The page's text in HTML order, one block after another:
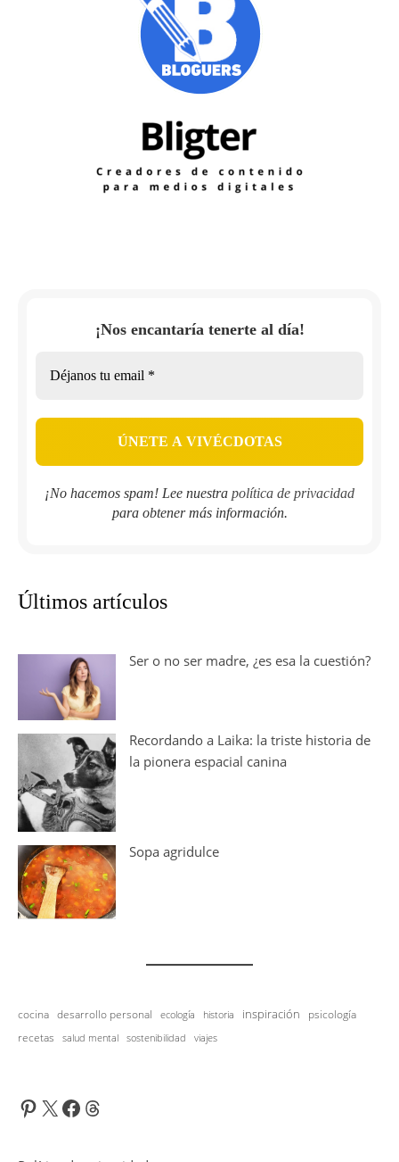
¡Nos encantaría tenerte al día!
¡No hacemos spam! Lee nuestra política de privacidad
para obtener más información.
Últimos artículos
Ser o no ser madre, ¿es esa la cuestión?
Recordando a Laika: la triste historia de
la pionera espacial canina
Sopa agridulce
cocina desarrollo personal ecología historia inspiración
psicología
recetas
salud mental sostenibilidad viajes
Pinterest
X Facebook
Threads